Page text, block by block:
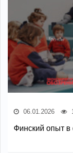
06.01.2026
Финский опыт в